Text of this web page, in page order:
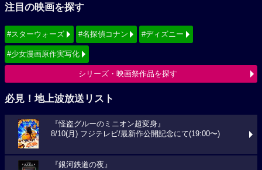
注目の映画を探す
#スターウォーズ #名探偵コナン #ディズニー
#少女漫画原作実写化
シリーズ・映画祭作品を探す
必見！地上波放送リスト
『怪盗グルーのミニオン超変身』
8/10(月) フジテレビ/最新作公開記念にて(19:00〜)
『銀河鉄道の夜』